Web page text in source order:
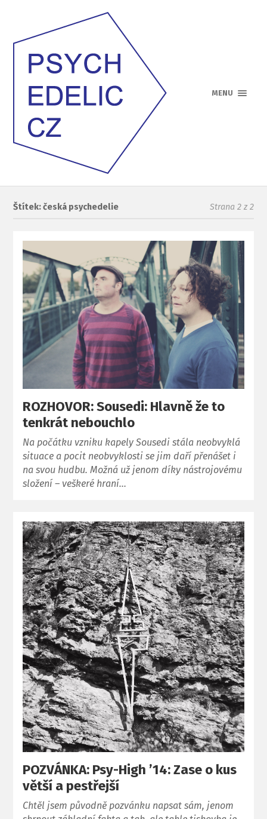
MENU
Štítek: česká psychedelie Strana 2 z 2
ROZHOVOR: Sousedi: Hlavně že to
tenkrát nebouchlo
Na počátku vzniku kapely Sousedi stála neobvyklá
situace a pocit neobvyklosti se jim daří přenášet i
na svou hudbu. Možná už jenom díky nástrojovému
složení – veškeré hraní…
POZVÁNKA: Psy-High ’14: Zase o kus
větší a pestřejší
Chtěl jsem původně pozvánku napsat sám, jenom